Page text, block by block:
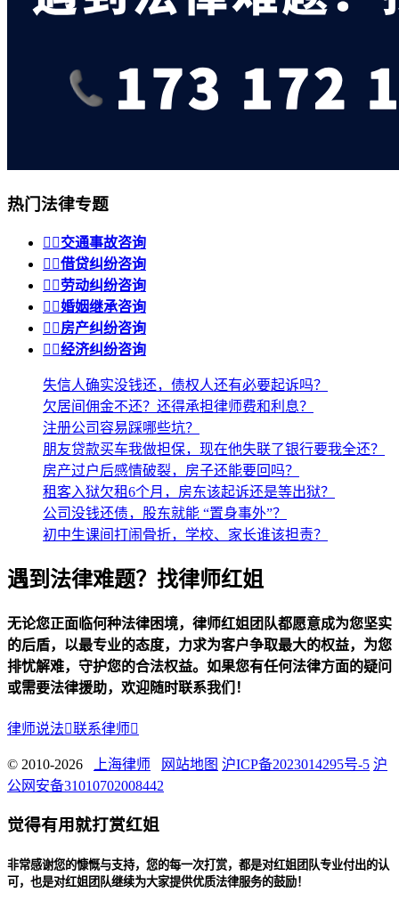
热门法律专题
 交通事故咨询
 借贷纠纷咨询
 劳动纠纷咨询
 婚姻继承咨询
 房产纠纷咨询
 经济纠纷咨询
失信人确实没钱还，债权人还有必要起诉吗？
欠居间佣金不还？还得承担律师费和利息？
注册公司容易踩哪些坑？
朋友贷款买车我做担保，现在他失联了银行要我全还？
房产过户后感情破裂，房子还能要回吗？
租客入狱欠租6个月，房东该起诉还是等出狱？
公司没钱还债，股东就能 “置身事外”？
初中生课间打闹骨折，学校、家长谁该担责？
遇到法律难题？找律师红姐
无论您正面临何种法律困境，律师红姐团队都愿意成为您坚实
的后盾，以最专业的态度，力求为客户争取最大的权益，为您
排忧解难，守护您的合法权益。如果您有任何法律方面的疑问
或需要法律援助，欢迎随时联系我们！
律师说法联系律师
© 2010-2026 上海律师 网站地图 沪ICP备2023014295号-5 沪
公网安备31010702008442
觉得有用就打赏红姐
非常感谢您的慷慨与支持，您的每一次打赏，都是对红姐团队专业付出的认
可，也是对红姐团队继续为大家提供优质法律服务的鼓励！